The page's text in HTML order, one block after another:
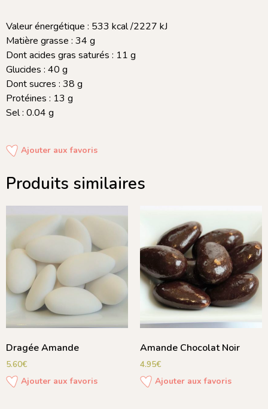
Valeur énergétique : 533 kcal /2227 kJ
Matière grasse : 34 g
Dont acides gras saturés : 11 g
Glucides : 40 g
Dont sucres : 38 g
Protéines : 13 g
Sel : 0.04 g
Ajouter aux favoris
Produits similaires
Dragée Amande
5.60€
Ajouter aux favoris
Amande Chocolat Noir
4.95€
Ajouter aux favoris